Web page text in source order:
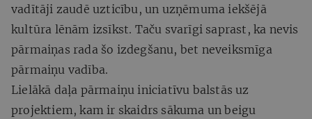
vadītāji zaudē uzticību, un uzņēmuma iekšējā
kultūra lēnām izsīkst. Taču svarīgi saprast, ka nevis
pārmaiņas rada šo izdegšanu, bet neveiksmīga
pārmaiņu vadība.
Lielākā daļa pārmaiņu iniciatīvu balstās uz
projektiem, kam ir skaidrs sākuma un beigu